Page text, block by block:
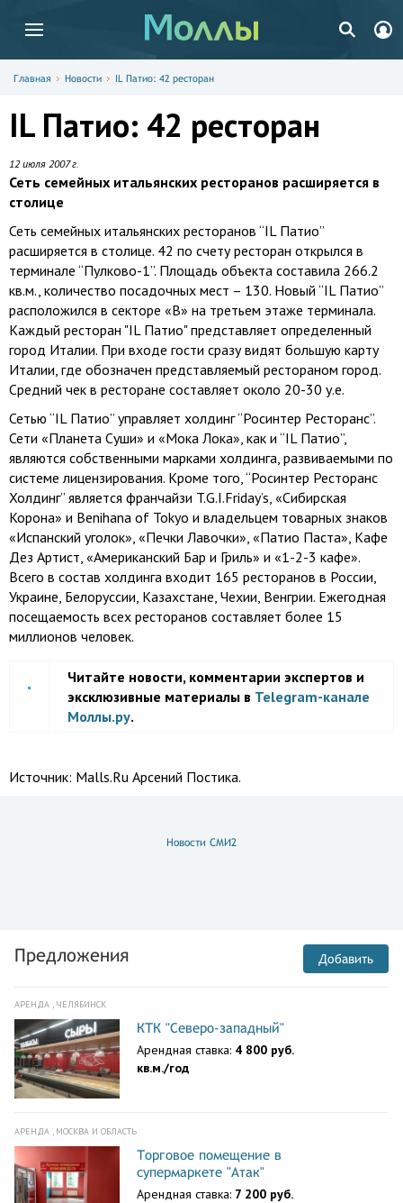
Главная Новости IL Патио: 42 ресторан
IL Патио: 42 ресторан
12 июля 2007 г.
Сеть семейных итальянских ресторанов расширяется в
столице
Сеть семейных итальянских ресторанов “IL Патио”
расширяется в столице. 42 по счету ресторан открылся в
терминале “Пулково-1”. Площадь объекта составила 266.2
кв.м., количество посадочных мест – 130. Новый “IL Патио”
расположился в секторе «В» на третьем этаже терминала.
Каждый ресторан "IL Патио" представляет определенный
город Италии. При входе гости сразу видят большую карту
Италии, где обозначен представляемый рестораном город.
Средний чек в ресторане составляет около 20-30 у.e.
Сетью “IL Патио” управляет холдинг “Росинтер Ресторанс”.
Сети «Планета Суши» и «Мока Лока», как и “IL Патио”,
являются собственными марками холдинга, развиваемыми по
системе лицензирования. Кроме того, “Росинтер Ресторанс
Холдинг” является франчайзи T.G.I.Friday’s, «Сибирская
Корона» и Benihana of Tokyo и владельцем товарных знаков
«Испанский уголок», «Печки Лавочки», «Патио Паста», Кафе
Дез Артист, «Американский Бар и Гриль» и «1-2-3 кафе».
Всего в состав холдинга входит 165 ресторанов в России,
Украине, Белоруссии, Казахстане, Чехии, Венгрии. Ежегодная
посещаемость всех ресторанов составляет более 15
миллионов человек.
Читайте новости, комментарии экспертов и
эксклюзивные материалы в Telegram-канале
Моллы.ру.
Источник: Malls.Ru Арсений Постика.
Новости СМИ2
Предложения Добавить
АРЕНДА , ЧЕЛЯБИНСК
КТК "Северо-западный"
Арендная ставка: 4 800 руб.
кв.м./год
АРЕНДА , МОСКВА И ОБЛАСТЬ
Торговое помещение в
супермаркете "Атак"
Арендная ставка: 7 200 руб.